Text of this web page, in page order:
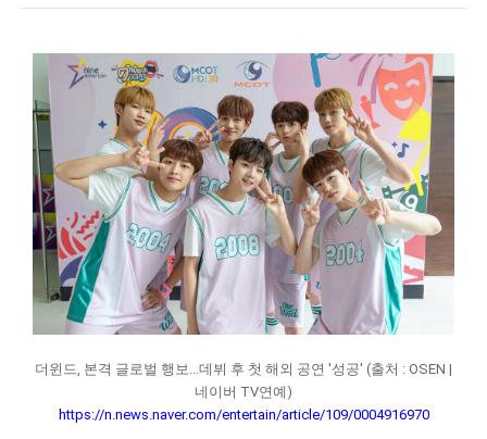
더윈드, 본격 글로벌 행보…데뷔 후 첫 해외 공연 '성공' (출처 : OSEN |
네이버 TV연예)
https://n.news.naver.com/entertain/article/109/0004916970